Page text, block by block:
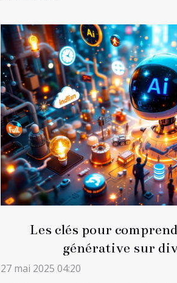
Les clés pour
générative sur
27 mai 2025 04:20